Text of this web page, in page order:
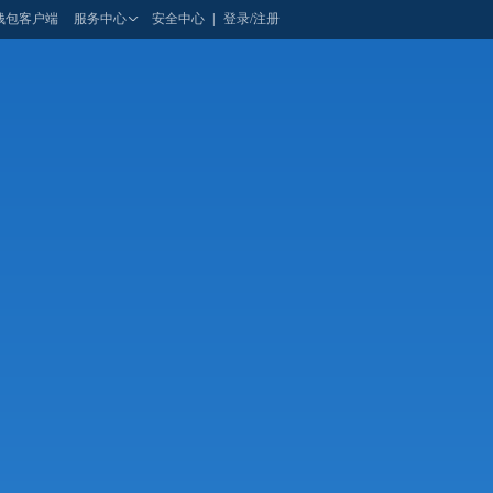
包客户端 服务中心 安全中心 登录/注册